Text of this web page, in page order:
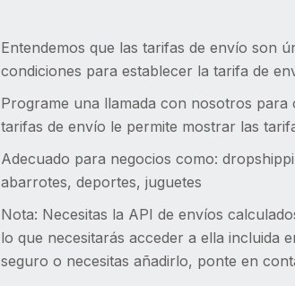
Entendemos que las tarifas de envío son
condiciones para establecer la tarifa de
Programe una llamada con nosotros
tarifas de envío le permite mostrar las
Adecuado para negocios como:
abarrotes, deportes, juguetes
Nota: Necesitas la API de envíos
lo que necesitarás acceder a ella incluida
seguro o necesitas añadirlo, ponte en